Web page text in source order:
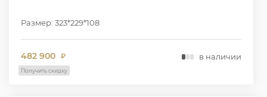
Размер: 323*229*108
482 900 ₽ в наличии
Получить скидку